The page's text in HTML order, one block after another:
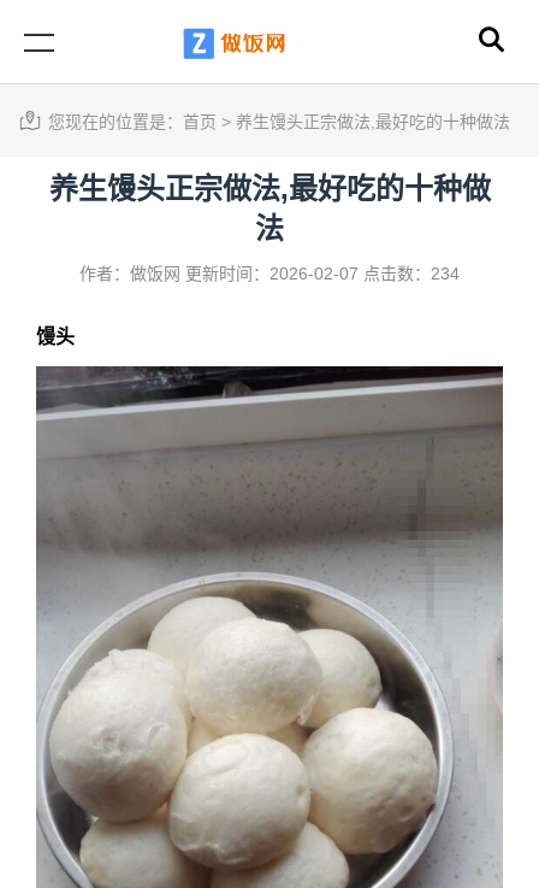
您现在的位置是： 首页 > 养生馒头正宗做法,最好吃的十种做法
养生馒头正宗做法,最好吃的十种做
法
作者：做饭网 更新时间：2026-02-07 点击数：234
馒头